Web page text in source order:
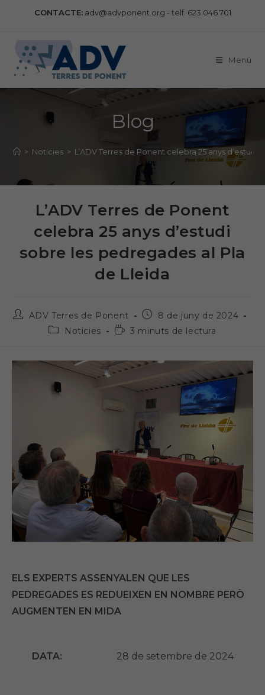
CONTACTE:adv@advponent.org - telf. 623 046 701
Menú
Blog
> Noticies > L’ADV Terres de Ponent celebra 25 anys
L’ADV Terres de Ponent
celebra 25 anys d’estudi
sobre les pedregades al Pla
de Lleida
Autor
l'entrada:
ADV Terres de Ponent
Entrada
publicada:
8 de juny de 2024
Categoria
Noticies
Temps3 minuts de lectura
ELS EXPERTS ASSENYALEN QUE LES
PEDREGADES ES REDUEIXEN EN NOMBRE PERÒ
AUGMENTEN EN MIDA
DATA: 28 de setembre de 2024